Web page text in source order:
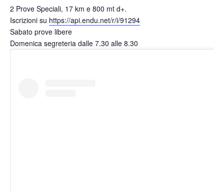
2 Prove Speciali, 17 km e 800 mt d+.
Iscrizioni su https://api.endu.net/r/i/91294
Sabato prove libere
Domenica segreteria dalle 7.30 alle 8.30